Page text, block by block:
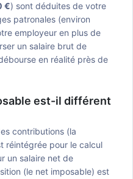
€) sont déduites de votre
patronales (environ
employeur en plus de
un salaire brut de
en réalité près de
est-il différent
contributions (la
réintégrée pour le calcul
un salaire net de
(le net imposable) est